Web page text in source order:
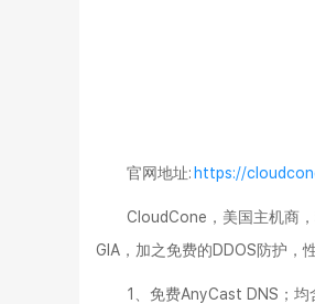
官网地址: https://
CloudCone，美国主机商
GIA，加之免费的DDOS防护，
1、免费AnyCast DNS；